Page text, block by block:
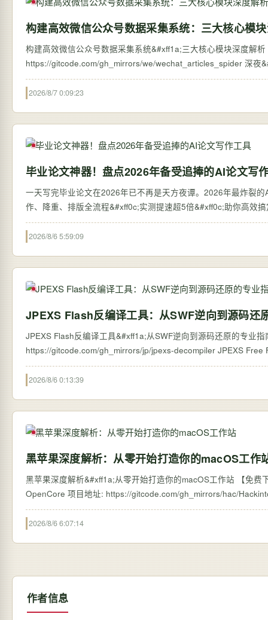
构建高效微信公众号数据采集系统：三大核心模
构建高效微信公众号数据采集系统&#xff1a;三大核心模块深度解析 【
https://
2026/8/7 0:09:23
毕业论文神器！盘点2026年备受追捧的AI论文写
一天写完毕业论文在2026年已不再是天方夜谭。2026年最炸裂
作、降重、排版全流程&#xff0c;实测提速超5倍&#xff0c;助你高效
2026/8/6 5:59:09
JPEXS Flash反编译工具：从SWF逆向到源码还
JPEXS Flash反编译工具&#xff1a;从SWF逆向到源码还原的专业指南
https://gitcode.com/
2026/8/6 0:13:39
黑苹果深度解析：从零开始打造你的macOS工作
黑苹果深度解析&#xff1a;从零开始打造你的macOS工作站 【免
2026/8/6 6:07:14
作者信息